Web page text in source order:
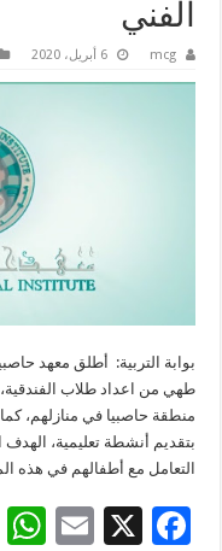
الفني
mcg 6 أبريل، 2020
بوابة التربية: أطلق معهد
طهي من اعداد طلاب
منطقة حاصبيا في منازلهم،
بتقديم أنشطة تعليمية،
التعامل مع أطفالهم في هذه
F
X
E